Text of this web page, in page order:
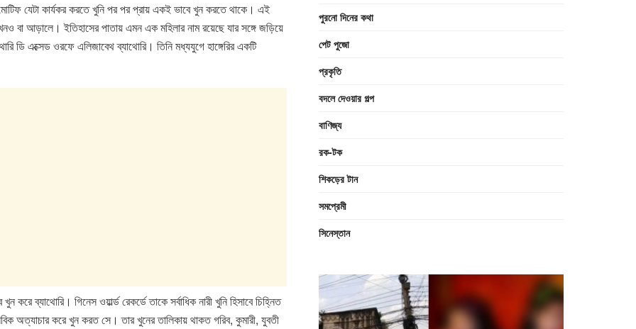
যেটা কার্যকর করতে খুনি পর পর প্রায় একই ভাবে খুন করতে থাকে। এই
বা আড়ালে। ইতিহাসের পাতায় এমন এক মহিলার নাম রয়েছে যার সঙ্গে জড়িয়ে
ডি এক্সেড ওরফে এলিজাবেথ ব্যাথোরি। তিনি মধ্যযুগে হাঙ্গেরির একটি
ব্যাথোরি। গিনেস ওয়ার্ল্ড রেকর্ডে তাকে সর্বাধিক নারী খুনি হিসাবে চিহ্নিত
অত্যাচার করে খুন করত সে। তার খুনের তালিকায় থাকত গরিব, কুমারী, যুবতী
পুরনো দিনের কথা
পেট পুজো
প্রকৃতি
বদলে দেওয়ার গল্প
বাণিজ্য
রক-টক
শিকড়ের টান
সমপ্রেমী
সিনেস্তান